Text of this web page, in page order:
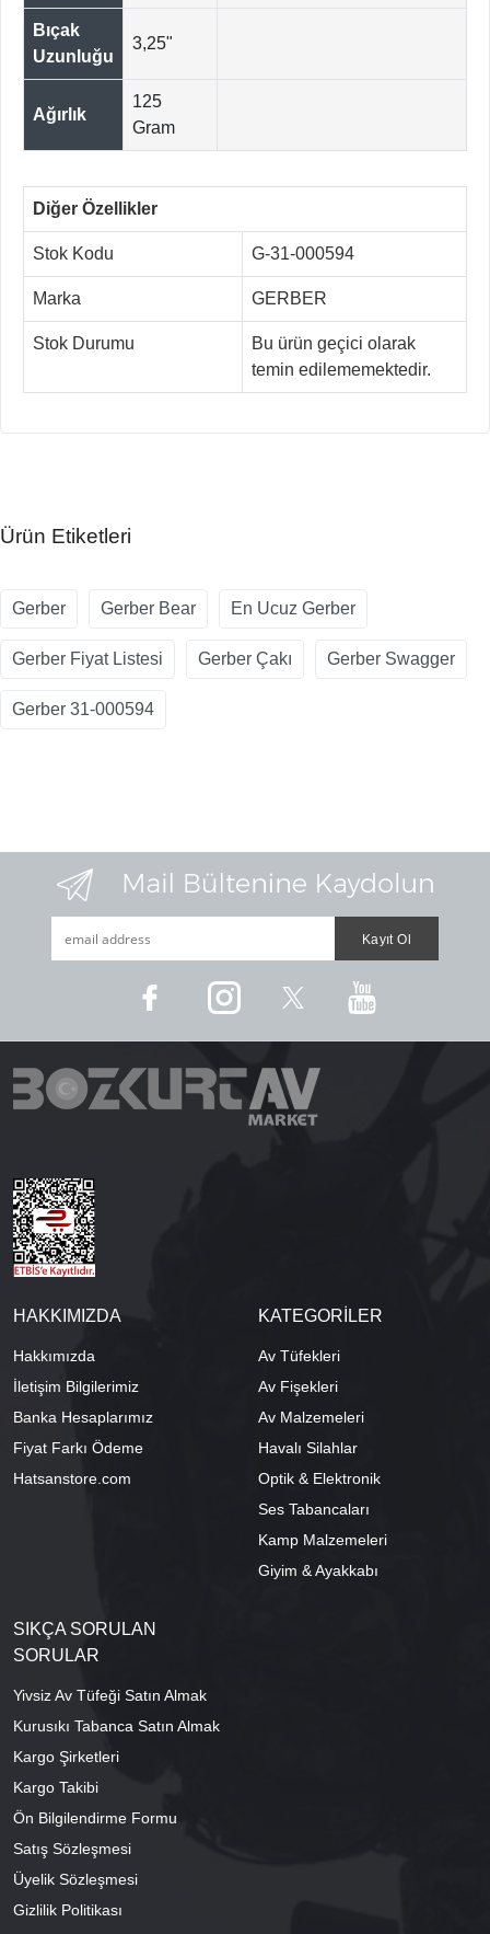
Bıçak
Uzunluğu
3,25"
Ağırlık
125
Gram
Diğer Özellikler
Stok Kodu G-31-000594
Marka GERBER
Stok Durumu
Bu ürün geçici olarak
temin edilememektedir.
Ürün Etiketleri
Gerber Gerber Bear En Ucuz Gerber
Gerber Fiyat Listesi Gerber Çakı Gerber Swagger
Gerber 31-000594
HAKKIMIZDA
Hakkımızda
İletişim Bilgilerimiz
Banka Hesaplarımız
Fiyat Farkı Ödeme
Hatsanstore.com
KATEGORİLER
Av Tüfekleri
Av Fişekleri
Av Malzemeleri
Havalı Silahlar
Optik & Elektronik
Ses Tabancaları
Kamp Malzemeleri
Giyim & Ayakkabı
SIKÇA SORULAN
SORULAR
Yivsiz Av Tüfeği Satın Almak
Kurusıkı Tabanca Satın Almak
Kargo Şirketleri
Kargo Takibi
Ön Bilgilendirme Formu
Satış Sözleşmesi
Üyelik Sözleşmesi
Gizlilik Politikası